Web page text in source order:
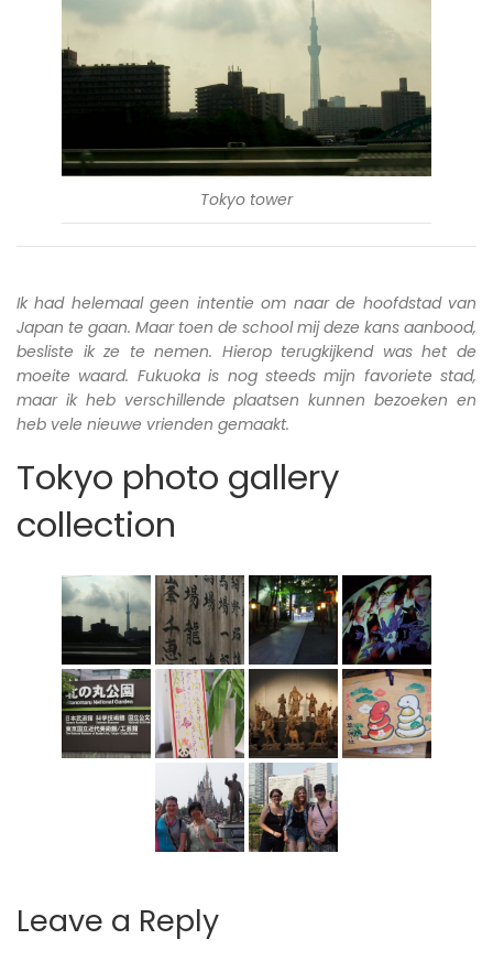
Tokyo tower
Ik had helemaal geen intentie om naar de hoofdstad van
Japan te gaan. Maar toen de school mij deze kans aanbood,
besliste ik ze te nemen. Hierop terugkijkend was het de
moeite waard. Fukuoka is nog steeds mijn favoriete stad,
maar ik heb verschillende plaatsen kunnen bezoeken en
heb vele nieuwe vrienden gemaakt.
Tokyo photo gallery
collection
Leave a Reply